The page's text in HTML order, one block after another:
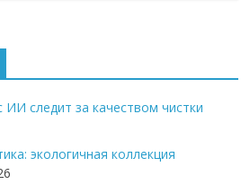
ИИ следит за качеством чистки
экологичная коллекция